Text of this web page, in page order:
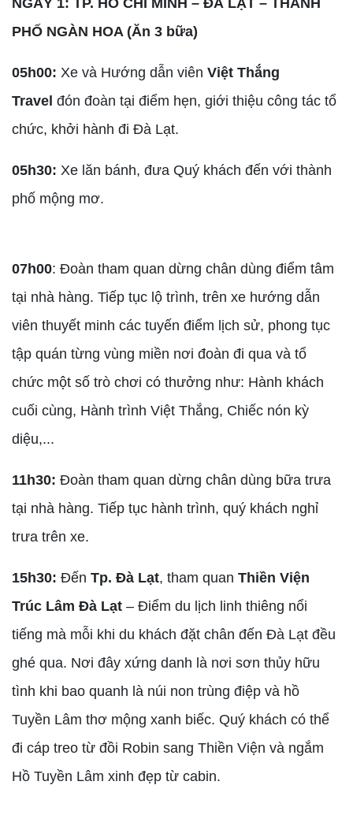
NGÀY 1: TP. HỒ CHÍ MINH – ĐÀ LẠT – THÀNH
PHỐ NGÀN HOA (Ăn 3 bữa)
05h00: Xe và Hướng dẫn viên Việt Thắng
Travel đón đoàn tại điểm hẹn, giới thiệu công tác tổ
chức, khởi hành đi Đà Lạt.
05h30: Xe lăn bánh, đưa Quý khách đến với thành
phố mộng mơ.
07h00: Đoàn tham quan dừng chân dùng điểm tâm
tại nhà hàng. Tiếp tục lộ trình, trên xe hướng dẫn
viên thuyết minh các tuyến điểm lịch sử, phong tục
tập quán từng vùng miền nơi đoàn đi qua và tổ
chức một số trò chơi có thưởng như: Hành khách
cuối cùng, Hành trình Việt Thắng, Chiếc nón kỳ
diệu,...
11h30: Đoàn tham quan dừng chân dùng bữa trưa
tại nhà hàng. Tiếp tục hành trình, quý khách nghỉ
trưa trên xe.
15h30: Đến Tp. Đà Lạt, tham quan Thiền Viện
Trúc Lâm Đà Lạt – Điểm du lịch linh thiêng nổi
tiếng mà mỗi khi du khách đặt chân đến Đà Lạt đều
ghé qua. Nơi đây xứng danh là nơi sơn thủy hữu
tình khi bao quanh là núi non trùng điệp và hồ
Tuyền Lâm thơ mộng xanh biếc. Quý khách có thể
đi cáp treo từ đồi Robin sang Thiền Viện và ngắm
Hồ Tuyền Lâm xinh đẹp từ cabin.